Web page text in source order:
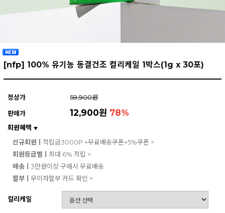
[nfp] 100% 유기농 동결건조 컬리케일 1박스(1g x 30포)
정상가
59,900원
판매가
12,900원 78%
회원혜택 ▼
신규회원ㅣ 적립금3000P +무료배송쿠폰+5%쿠폰 >
회원등급별ㅣ 최대 6% 적립 >
배송ㅣ 3만원이상 구매시 무료배송
할부ㅣ 무이자할부 카드 확인 >
컬리케일